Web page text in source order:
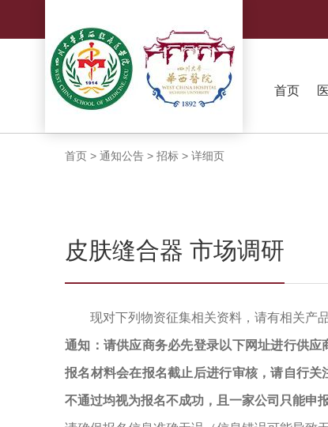
首页
首页 > 通知公告 > 招标 > 详细页
皮肤缝合器 市场调研
现对下列物资征集相关资料，请有相关产
通知：请供应商务必先登录以下网址进行供应
报名材料会在报名截止后进行审核，请自行
不通过均视为报名不成功，且一家公司只能申